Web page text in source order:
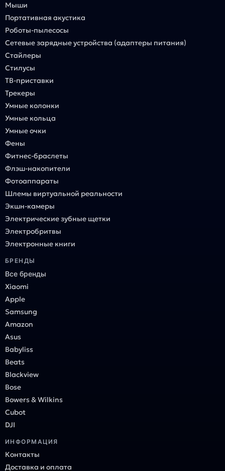
Мыши
Портативная акустика
Роботы-пылесосы
Сетевые зарядные устройства (адаптеры питания)
Стайлеры
Стилусы
ТВ-приставки
Трекеры
Умные колонки
Умные кольца
Умные очки
Фены
Фитнес-браслеты
Флэш-накопители
Фотоаппараты
Шлемы виртуальной реальности
Экшн-камеры
Электрические зубные щетки
Электробритвы
Электронные книги
БРЕНДЫ
Все бренды
Xiaomi
Apple
Samsung
Amazon
Asus
Babyliss
Beats
Blackview
Bose
Bowers & Wilkins
Cubot
DJI
ИНФОРМАЦИЯ
Контакты
Доставка и оплата